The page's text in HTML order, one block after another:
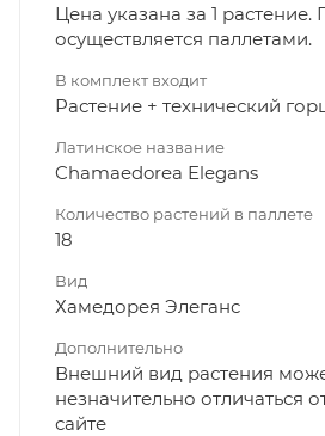
Цена указана за 1
осуществляется паллетами.
В комплект входит
Растение + технический
Латинское название
Chamaedorea Elegans
Количество растений в паллете
18
Вид
Хамедорея Элеганс
Дополнительно
Внешний вид растения
незначительно отличаться
сайте